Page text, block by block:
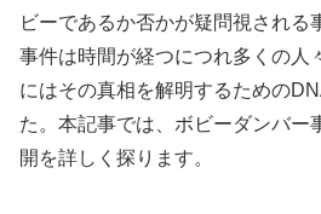
ビーであるか否かが疑問視される
事件は時間が経つにつれ多くの人
にはその真相を解明するための
た。本記事では、ボビーダンバー
開を詳しく探ります。